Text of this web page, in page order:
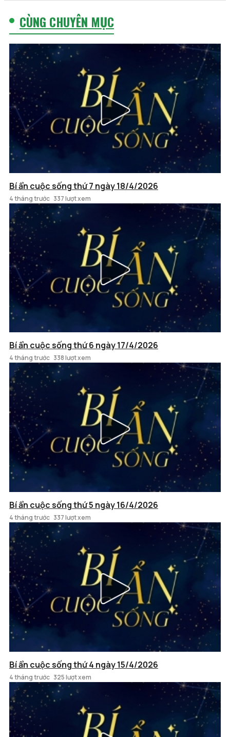
CÙNG CHUYÊN MỤC
Bí ẩn cuộc sống thứ 7 ngày 18/4/2026
4 tháng trước 337 lượt xem
Bí ẩn cuộc sống thứ 6 ngày 17/4/2026
4 tháng trước 338 lượt xem
Bí ẩn cuộc sống thứ 5 ngày 16/4/2026
4 tháng trước 337 lượt xem
Bí ẩn cuộc sống thứ 4 ngày 15/4/2026
4 tháng trước 325 lượt xem